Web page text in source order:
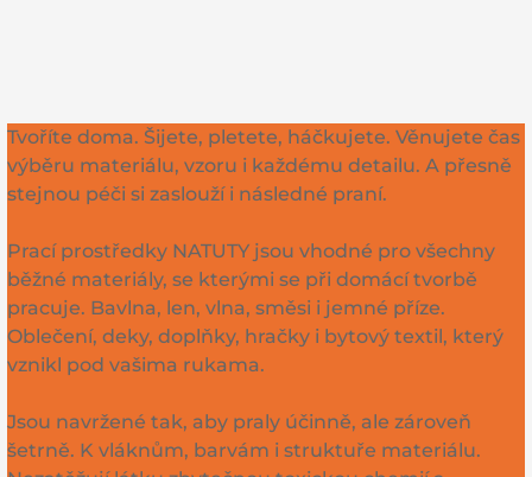
Tvoříte doma. Šijete, pletete, háčkujete. Věnujete čas
výběru materiálu, vzoru i každému detailu. A přesně
stejnou péči si zaslouží i následné praní.
Prací prostředky NATUTY jsou vhodné pro všechny
běžné materiály, se kterými se při domácí tvorbě
pracuje. Bavlna, len, vlna, směsi i jemné příze.
Oblečení, deky, doplňky, hračky i bytový textil, který
vznikl pod vašima rukama.
Jsou navržené tak, aby praly účinně, ale zároveň
šetrně. K vláknům, barvám i struktuře materiálu.